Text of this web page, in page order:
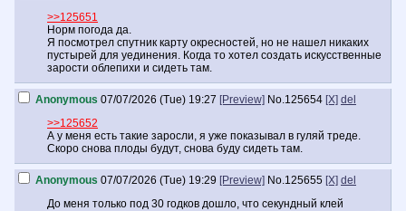
>>125651
Норм погода да.
Я посмотрел спутник карту окресностей, но не нашел никаких
пустырей для уединения. Когда то хотел создать искусственные
зарости облепихи и сидеть там.
Anonymous 07/07/2026 (Tue) 19:27 [Preview] No.125654 [X] del
>>125652
А у меня есть такие заросли, я уже показывал в гуляй треде.
Скоро снова плоды будут, снова буду сидеть там.
Anonymous 07/07/2026 (Tue) 19:29 [Preview] No.125655 [X] del
До меня только под 30 годков дошло, что секундный клей